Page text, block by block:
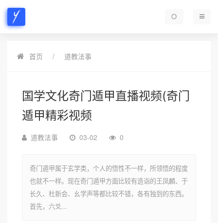
首页 道教法事
国学文化奇门遁甲直播视频(奇门
遁甲精彩视频
道教法事 03-02 0
奇门遁甲属于玄学类，个人的悟性不一样，所领悟的程度
也就不一样。现在奇门遁甲方面比较有造诣的王凤麟、于
长久、杜新会、幺学声等都比较不错，各有独到的东西。
首先，六爻...